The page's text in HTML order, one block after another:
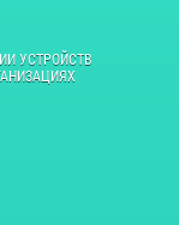
УСТРОЙСТВ